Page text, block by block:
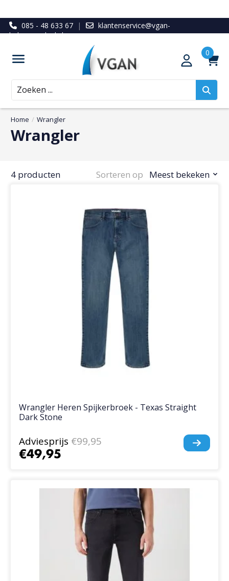
085 - 48 633 67 |
klantenservice@vgan-
ledenvoordeel.nl
Zoeken
Home / Wrangler
Wrangler
4 producten Sorteren op Meest bekeken
Wrangler Heren Spijkerbroek - Texas Straight
Dark Stone
Adviesprijs €99,95
€49,95